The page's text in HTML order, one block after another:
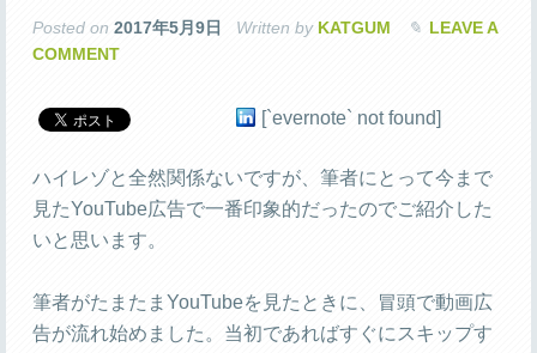
Posted on 2017年5月9日 Written by KATGUM
LEAVE A
COMMENT
[`evernote` not found]
ハイレゾと全然関係ないですが、筆者にとって今まで
見たYouTube広告で一番印象的だったのでご紹介した
いと思います。
筆者がたまたまYouTubeを見たときに、冒頭で動画広
告が流れ始めました。当初であればすぐにスキップす